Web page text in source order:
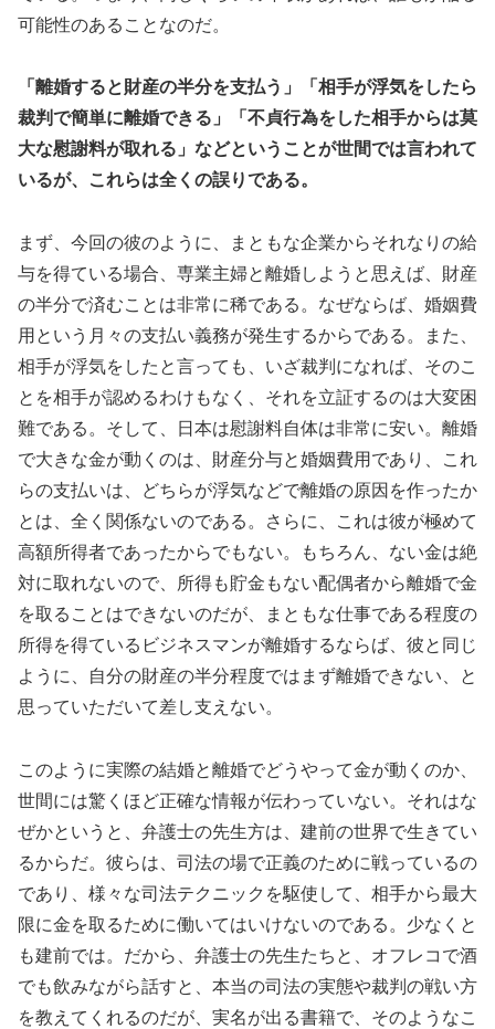
可能性のあることなのだ。
「離婚すると財産の半分を支払う」「相手が浮気をしたら
裁判で簡単に離婚できる」「不貞行為をした相手からは莫
大な慰謝料が取れる」などということが世間では言われて
いるが、これらは全くの誤りである。
まず、今回の彼のように、まともな企業からそれなりの給
与を得ている場合、専業主婦と離婚しようと思えば、財産
の半分で済むことは非常に稀である。なぜならば、婚姻費
用という月々の支払い義務が発生するからである。また、
相手が浮気をしたと言っても、いざ裁判になれば、そのこ
とを相手が認めるわけもなく、それを立証するのは大変困
難である。そして、日本は慰謝料自体は非常に安い。離婚
で大きな金が動くのは、財産分与と婚姻費用であり、これ
らの支払いは、どちらが浮気などで離婚の原因を作ったか
とは、全く関係ないのである。さらに、これは彼が極めて
高額所得者であったからでもない。もちろん、ない金は絶
対に取れないので、所得も貯金もない配偶者から離婚で金
を取ることはできないのだが、まともな仕事である程度の
所得を得ているビジネスマンが離婚するならば、彼と同じ
ように、自分の財産の半分程度ではまず離婚できない、と
思っていただいて差し支えない。
このように実際の結婚と離婚でどうやって金が動くのか、
世間には驚くほど正確な情報が伝わっていない。それはな
ぜかというと、弁護士の先生方は、建前の世界で生きてい
るからだ。彼らは、司法の場で正義のために戦っているの
であり、様々な司法テクニックを駆使して、相手から最大
限に金を取るために働いてはいけないのである。少なくと
も建前では。だから、弁護士の先生たちと、オフレコで酒
でも飲みながら話すと、本当の司法の実態や裁判の戦い方
を教えてくれるのだが、実名が出る書籍で、そのようなこ